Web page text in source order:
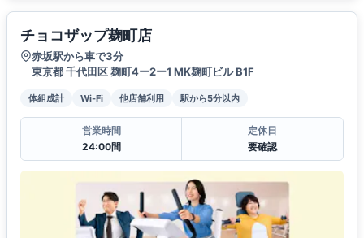
チョコザップ麹町店
赤坂駅から車で3分
東京都 千代田区 麹町4ー2ー1 MK麹町ビル B1F
体組成計 Wi-Fi 他店舗利用 駅から5分以内
営業時間
24:00間
定休日
要確認